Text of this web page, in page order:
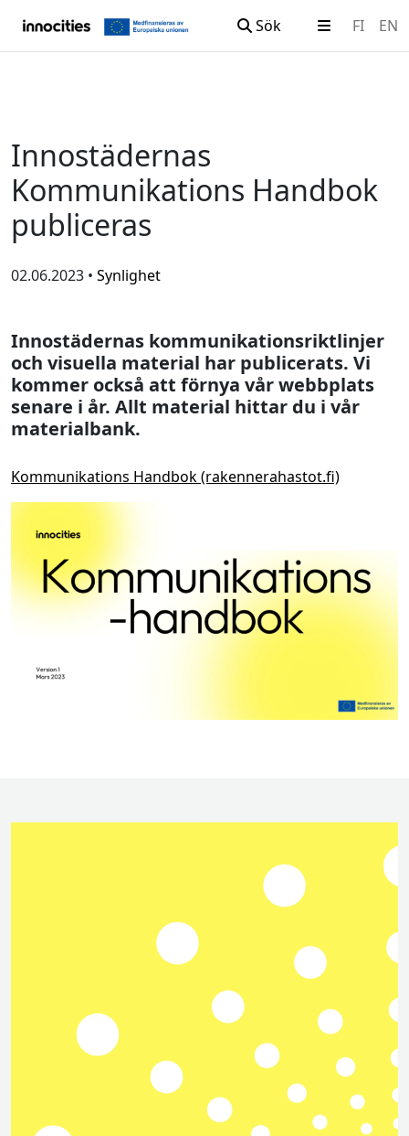
Sök FI EN
Innostädernas
Kommunikations Handbok
publiceras
02.06.2023 • Synlighet
Innostädernas kommunikationsriktlinjer
och visuella material har publicerats. Vi
kommer också att förnya vår webbplats
senare i år. Allt material hittar du i vår
materialbank.
Kommunikations Handbok (rakennerahastot.fi)